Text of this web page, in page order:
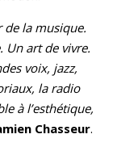
de la musique.
Un art de vivre.
voix, jazz,
la radio
à l’esthétique,
Chasseur.